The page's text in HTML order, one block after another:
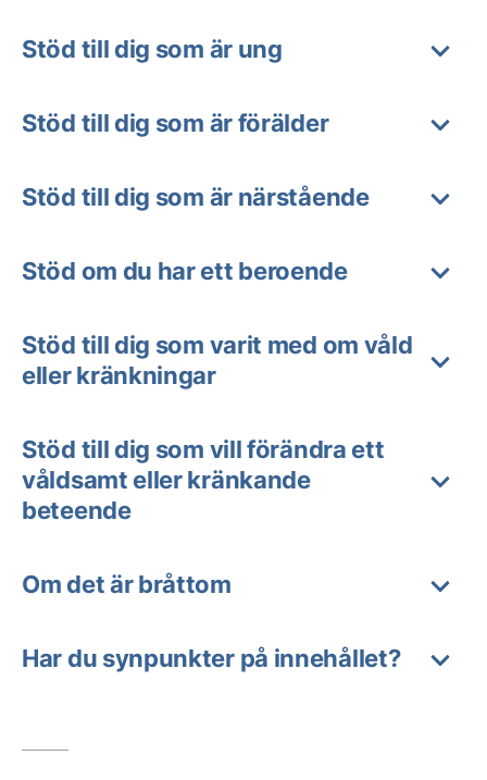
Stöd till dig som är ung
Stöd till dig som är förälder
Stöd till dig som är närstående
Stöd om du har ett beroende
Stöd till dig som varit med om våld
eller kränkningar
Stöd till dig som vill förändra ett
våldsamt eller kränkande
beteende
Om det är bråttom
Har du synpunkter på innehållet?